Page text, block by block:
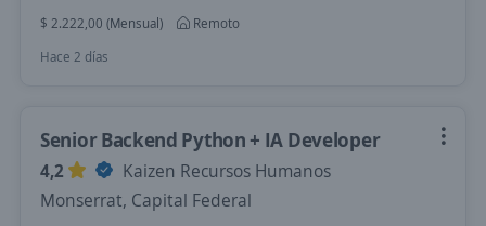
$ 2.222,00 (Mensual)
Remoto
Hace 2 días
Senior Backend Python + IA Developer
4,2
Kaizen Recursos Humanos
Monserrat, Capital Federal